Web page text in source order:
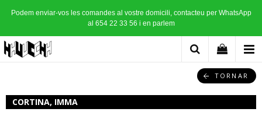
Podem enviar-vos les comandes al vostre domicili, contacteu per WhatsApp
al 654 22 33 56 i en parlem
TORNAR
CORTINA, IMMA